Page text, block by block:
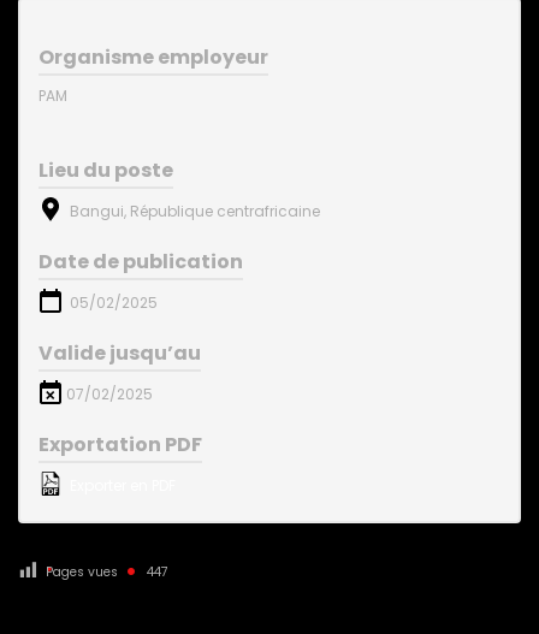
Organisme employeur
PAM
Lieu du poste
Bangui, République centrafricaine
Date de publication
05/02/2025
Valide jusqu’au
07/02/2025
Exportation PDF
Pages vues 447